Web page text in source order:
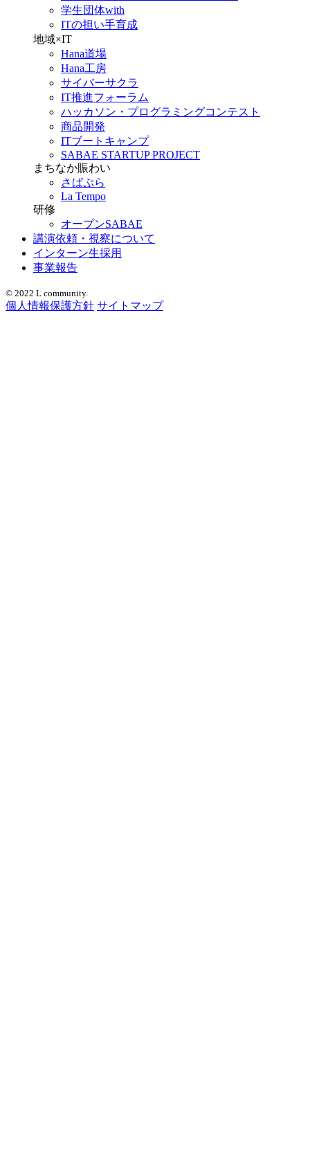
学生団体with
ITの担い手育成
地域×IT
Hana道場
Hana工房
サイバーサクラ
IT推進フォーラム
ハッカソン・プログラミングコンテスト
商品開発
ITブートキャンプ
SABAE STARTUP PROJECT
まちなか賑わい
さばぷら
La Tempo
研修
オープンSABAE
講演依頼・視察について
インターン生採用
事業報告
© 2022 L community.
個人情報保護方針 サイトマップ